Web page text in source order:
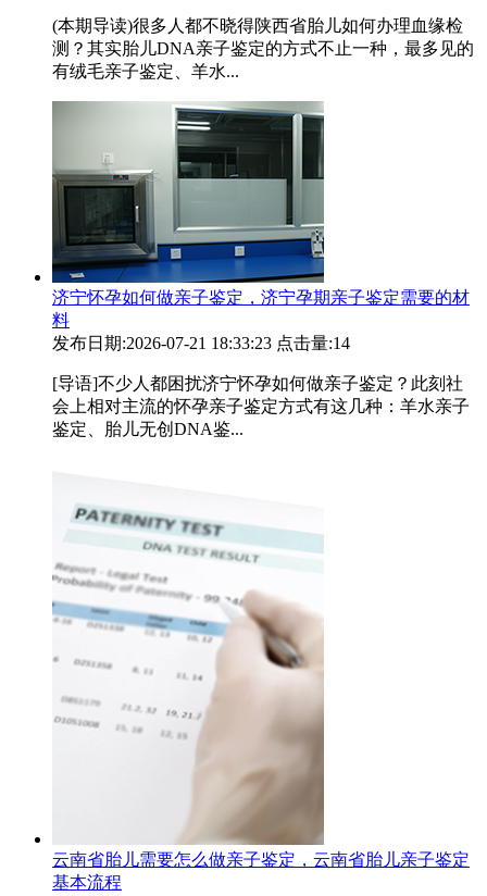
(本期导读)很多人都不晓得陕西省胎儿如何办理血缘检
测？其实胎儿DNA亲子鉴定的方式不止一种，最多见的
有绒毛亲子鉴定、羊水...
济宁怀孕如何做亲子鉴定，济宁孕期亲子鉴定需要的材
料
发布日期:2026-07-21 18:33:23 点击量:14
[导语]不少人都困扰济宁怀孕如何做亲子鉴定？此刻社
会上相对主流的怀孕亲子鉴定方式有这几种：羊水亲子
鉴定、胎儿无创DNA鉴...
云南省胎儿需要怎么做亲子鉴定，云南省胎儿亲子鉴定
基本流程